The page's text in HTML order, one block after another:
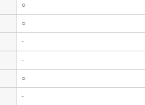
○
○
-
-
○
-